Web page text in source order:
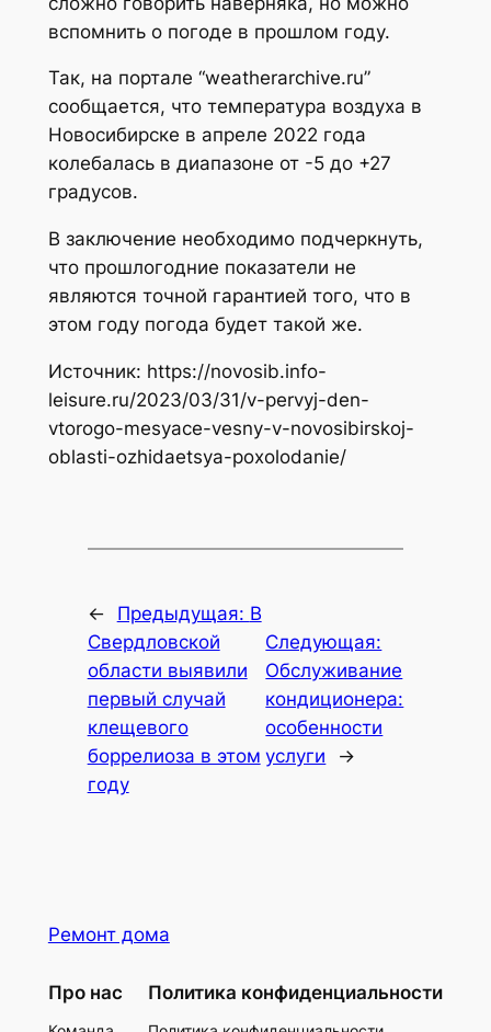
вспомнить о погоде в прошлом году.
Так, на портале “weatherarchive.ru”
сообщается, что температура воздуха в
Новосибирске в апреле 2022 года
колебалась в диапазоне от -5 до +27
градусов.
В заключение необходимо подчеркнуть,
что прошлогодние показатели не
являются точной гарантией того, что в
этом году погода будет такой же.
Источник: https://novosib.info-
leisure.ru/2023/03/31/v-pervyj-den-
vtorogo-mesyace-vesny-v-novosibirskoj-
oblasti-ozhidaetsya-poxolodanie/
← Предыдущая: В
Свердловской
области выявили
первый случай
клещевого
боррелиоза в этом
году
Следующая:
Обслуживание
кондиционера:
особенности
услуги
→
Ремонт дома
Про нас Политика конфиденциальности